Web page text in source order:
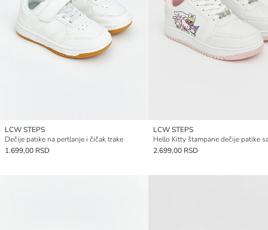
LCW STEPS
Dečije patike na pertlanje i čičak trake
1.699,00 RSD
LCW STEPS
2.699,00 RSD